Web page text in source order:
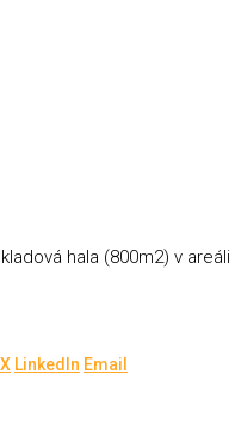
hala (800m2) v areáli
X LinkedIn Email